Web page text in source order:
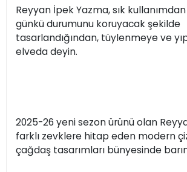
Reyyan İpek Yazma, sık
günkü durumunu koruyacak şekilde
tasarlandığından, tüylenmeye ve
elveda deyin.
2025-26 yeni sezon ürünü olan
farklı zevklere hitap eden modern
çağdaş tasarımları bünyesinde